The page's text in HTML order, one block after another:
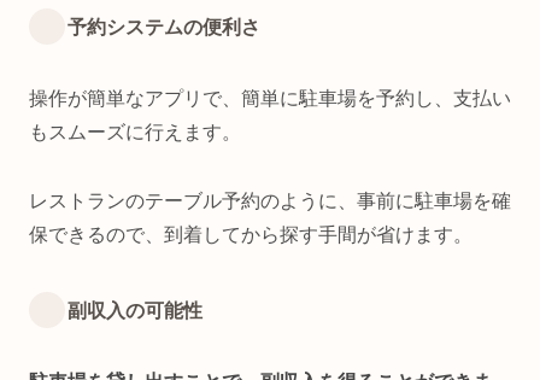
予約システムの便利さ
操作が簡単なアプリで、簡単に駐車場を予約し、支払い
もスムーズに行えます。
レストランのテーブル予約のように、事前に駐車場を確
保できるので、到着してから探す手間が省けます。
副収入の可能性